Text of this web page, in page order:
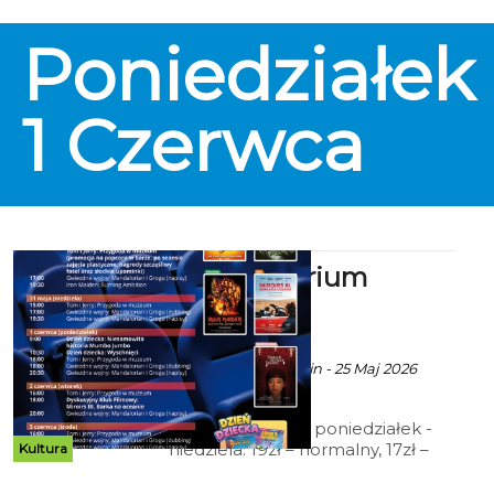
rodzinach. BAJKO RUN 2026 to
kolorowy bieg z okazji Dnia
Dziecka, pełen bajkowych
postaci, uśmiechu, aktywności i
Poniedziałek
1 Czerwca
Kultura
Kino Kryterium
zaprasza
ekoszalin POLECA
Ala za CK 105 Koszalin - 25 Maj 2026
godz. 11:20
Cennik: Bilety 2D poniedziałek -
niedziela: 19zł – normalny, 17zł –